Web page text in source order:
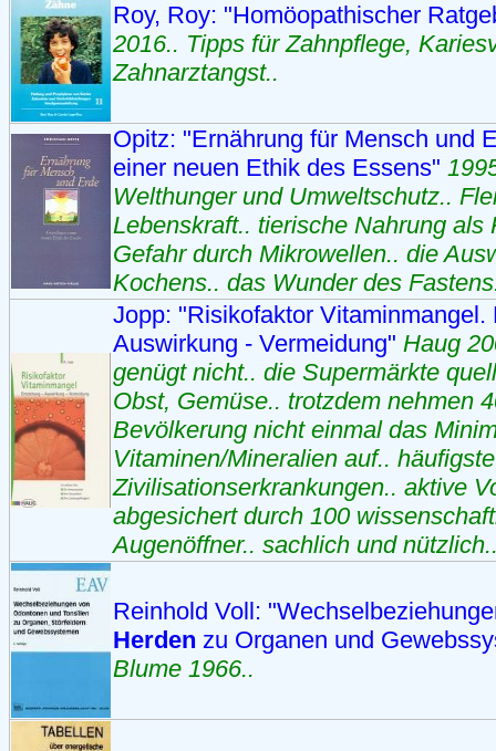
Roy, Roy: "Homöopathischer
2016.. Tipps für Zahnpflege,
Zahnarztangst..
Opitz: "Ernährung für Mensch und
einer neuen Ethik des Essens"
Welthunger und Umweltschutz..
Lebenskraft.. tierische Nahrung als
Gefahr durch Mikrowellen.. die
Kochens.. das Wunder des
Jopp: "Risikofaktor Vitaminmangel.
Auswirkung - Vermeidung" Haug
genügt nicht.. die Supermärkte
Obst, Gemüse.. trotzdem nehmen
Bevölkerung nicht einmal das
Vitaminen/Mineralien auf.. häufigste
Zivilisationserkrankungen.. aktive
abgesichert durch 100
Augenöffner.. sachlich und
Reinhold Voll:
Herden zu Organen und
Blume 1966..